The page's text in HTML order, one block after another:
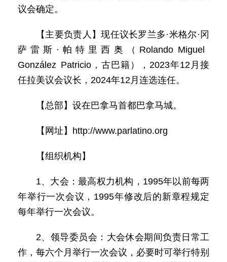
议会确定。
【主要负责人】现任议长罗兰多·米格尔·冈
萨雷斯·帕特里西奥（Rolando Miguel
González Patricio，古巴籍），2023年12月接
任拉美议会议长，2024年12月连选连任。
【总部】设在巴拿马首都巴拿马城。
【网址】http://www.parlatino.org
【组织机构】
1、大会：最高权力机构，1995年以前每两
年举行一次会议，1995年修改后的新章程规定
每年举行一次会议。
2、领导委员会：大会休会期间负责日常工
作，每六个月举行一次会议，必要时可举行特别